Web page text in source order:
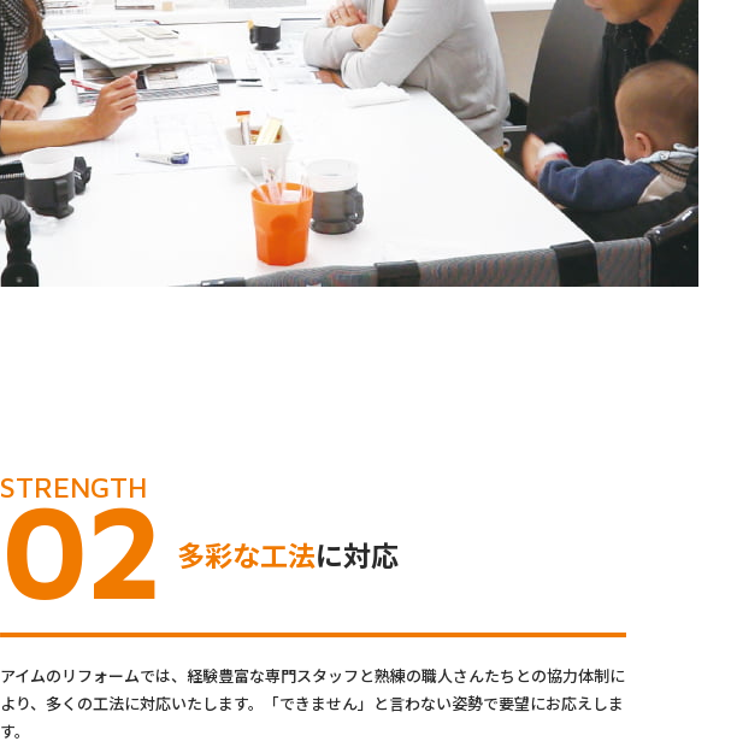
STRENGTH
02 多彩な工法に対応
アイムのリフォームでは、経験豊富な専門スタッフと熟練の職人さんたちとの協力体制に
より、多くの工法に対応いたします。「できません」と言わない姿勢で要望にお応えしま
す。